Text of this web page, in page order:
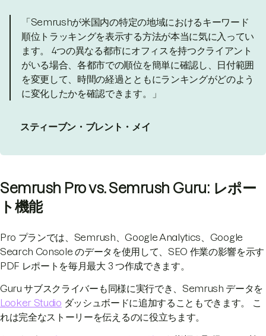
「Semrushが米国内の特定の地域におけるキーワード
順位トラッキングを表示する方法が本当に気に入ってい
ます。 4つの異なる都市にオフィスを持つクライアント
がいる場合、各都市での順位を簡単に確認し、日付範囲
を変更して、時間の経過とともにランキングがどのよう
に変化したかを確認できます。」
スティーブン・ブレント・メイ
Semrush Pro vs. Semrush Guru: レポー
ト機能
Pro プランでは、Semrush、Google Analytics、Google
Search Console のデータを使用して、SEO 作業の影響を示す
PDF レポートを毎月最大 3 つ作成できます。
Guru サブスクライバーも同様に実行でき、Semrush データを
Looker Studio ダッシュボードに追加することもできます。 こ
れは完全なストーリーを伝えるのに役立ちます。